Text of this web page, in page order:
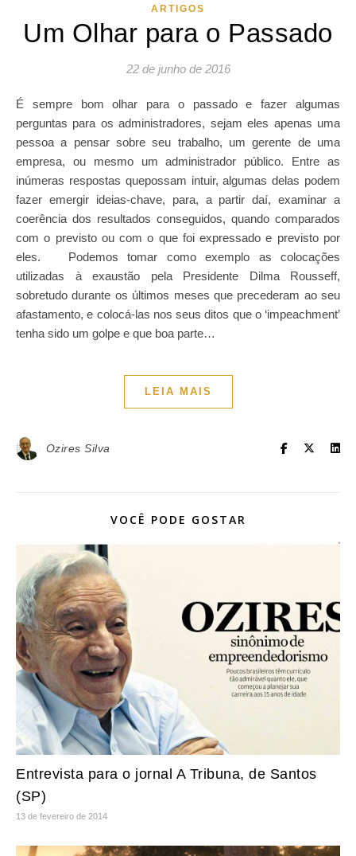
ARTIGOS
Um Olhar para o Passado
22 de junho de 2016
É sempre bom olhar para o passado e fazer algumas
perguntas para os administradores, sejam eles apenas uma
pessoa a pensar sobre seu trabalho, um gerente de uma
empresa, ou mesmo um administrador público. Entre as
inúmeras respostas quepossam intuir, algumas delas podem
fazer emergir ideias-chave, para, a partir daí, examinar a
coerência dos resultados conseguidos, quando comparados
com o previsto ou com o que foi expressado e previsto por
eles. Podemos tomar como exemplo as colocações
utilizadas à exaustão pela Presidente Dilma Rousseff,
sobretudo durante os últimos meses que precederam ao seu
afastamento, e colocá-las nos seus ditos que o ‘impeachment’
tenha sido um golpe e que boa parte…
LEIA MAIS
Ozires Silva
VOCÊ PODE GOSTAR
Entrevista para o jornal A Tribuna, de Santos
(SP)
13 de fevereiro de 2014